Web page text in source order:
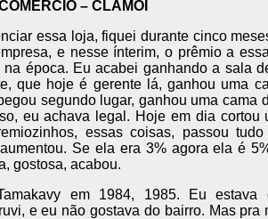
– CLAMOI
essa loja, fiquei durante cinco
e nesse ínterim, o prêmio a
na época. Eu acabei ganhando a sala
que hoje é gerente lá, ganhou uma
segundo lugar, ganhou uma cama
eu achava legal. Hoje em dia cortou
essas coisas, passou
Se ela era 3% agora ela é
gostosa, acabou.
em 1984, 1985. Eu estava
e eu não gostava do bairro. Mas pra